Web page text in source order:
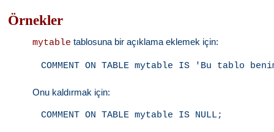
Örnekler
mytable tablosuna bir açıklama eklemek için:
Onu kaldırmak için: